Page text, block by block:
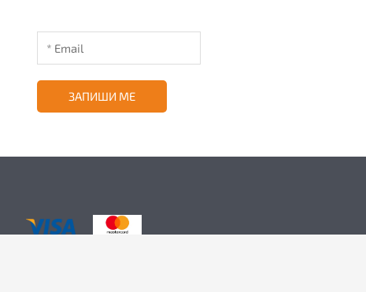
ЗАПИШИ МЕ